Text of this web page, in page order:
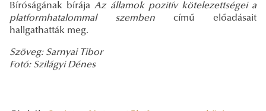
Bíróságának bírájaAz államok pozitív kötelezettségei a
platformhatalommal szemben című előadásait
hallgathatták meg.
Szöveg: Sarnyai Tibor
Fotó: Szilágyi Dénes